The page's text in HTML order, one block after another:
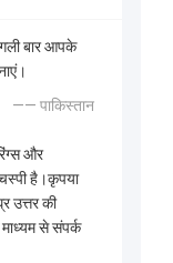
बार आपके
—— पाकिस्तान
और
है।कृपया
उत्तर की
से संपर्क